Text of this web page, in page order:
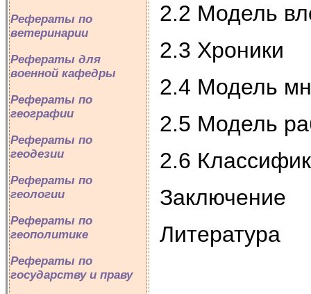
Рефераты по
ветеринарии
Рефераты для
военной кафедры
Рефераты по
географии
Рефераты по
геодезии
Рефераты по
геологии
Рефераты по
геополитике
Рефераты по
государству и праву
2.2 Модель
2.3 Хроники
2.4 Модель
2.5 Модель
2.6
Заключение
Литература